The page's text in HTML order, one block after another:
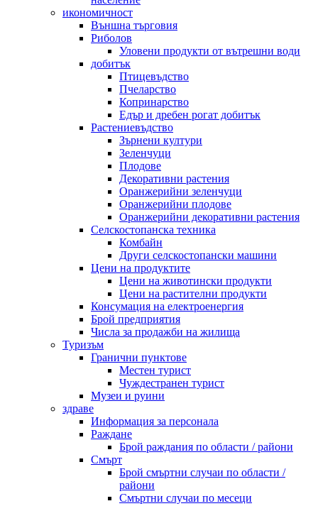
икономичност
Външна търговия
Риболов
Уловени продукти от вътрешни води
добитък
Птицевъдство
Пчеларство
Копринарство
Едър и дребен рогат добитък
Растениевъдство
Зърнени култури
Зеленчуци
Плодове
Декоративни растения
Оранжерийни зеленчуци
Оранжерийни плодове
Оранжерийни декоративни растения
Селскостопанска техника
Комбайн
Други селскостопански машини
Цени на продуктите
Цени на животински продукти
Цени на растителни продукти
Консумация на електроенергия
Брой предприятия
Числа за продажби на жилища
Туризъм
Гранични пунктове
Местен турист
Чуждестранен турист
Музеи и руини
здраве
Информация за персонала
Раждане
Брой раждания по области / райони
Смърт
Брой смъртни случаи по области /
райони
Смъртни случаи по месеци